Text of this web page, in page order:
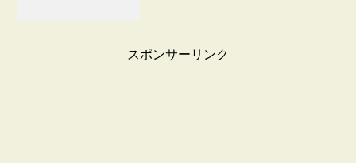
スポンサーリンク